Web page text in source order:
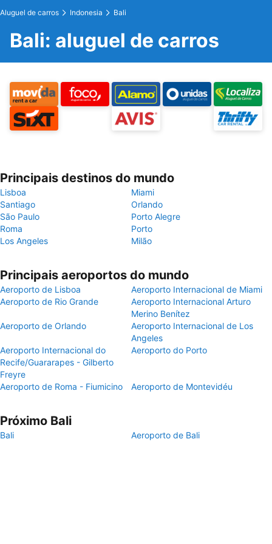
Aluguel de carros Indonesia Bali
Bali: aluguel de carros
Principais destinos do mundo
Lisboa
Miami
Santiago
Orlando
São Paulo
Porto Alegre
Roma
Porto
Los Angeles
Milão
Principais aeroportos do mundo
Aeroporto de Lisboa
Aeroporto Internacional de Miami
Aeroporto de Rio Grande
Aeroporto Internacional Arturo
Merino Benítez
Aeroporto de Orlando
Aeroporto Internacional de Los
Angeles
Aeroporto Internacional do
Recife/Guararapes - Gilberto
Freyre
Aeroporto do Porto
Aeroporto de Roma - Fiumicino Aeroporto de Montevidéu
Próximo Bali
Bali Aeroporto de Bali